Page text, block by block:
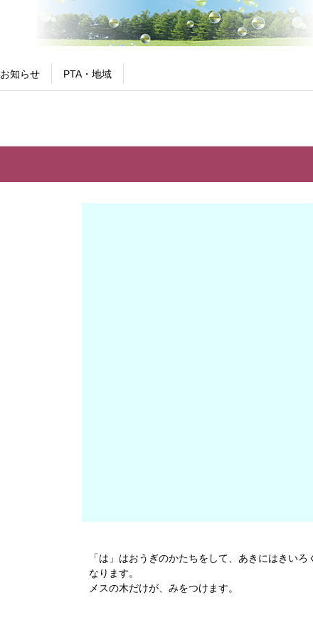
お知らせ PTA・地域
「は」はおうぎのかたちをして、あきにはきいろ
なります。
メスの木だけが、みをつけます。